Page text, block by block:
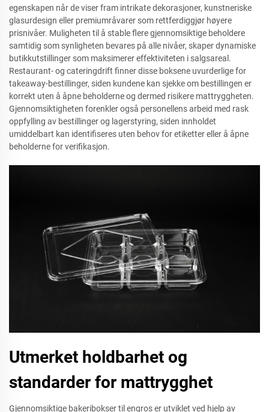
egenskapen når de viser fram intrikate dekorasjoner, kunstneriske
glasurdesign eller premiumråvarer som rettferdiggjør høyere
prisnivåer. Muligheten til å stable flere gjennomsiktige beholdere
samtidig som synligheten bevares på alle nivåer, skaper dynamiske
butikkutstillinger som maksimerer effektiviteten i salgsareal.
Restaurant- og cateringdrift finner disse boksene uvurderlige for
takeaway-bestillinger, siden kundene kan sjekke om bestillingen er
korrekt uten å åpne beholderne og dermed risikere mattryggheten.
Gjennomsiktigheten forenkler også personellens arbeid med rask
oppfylling av bestillinger og lagerstyring, siden innholdet
umiddelbart kan identifiseres uten behov for etiketter eller å åpne
beholderne for verifikasjon.
Utmerket holdbarhet og
standarder for mattrygghet
Gjennomsiktige bakeribokser til engros er utviklet ved hjelp av